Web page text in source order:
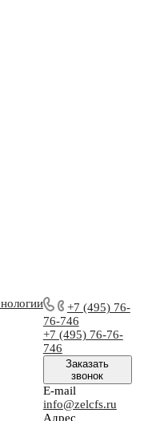
+7 (495) 76-
76-746
+7 (495) 76-76-
746
Заказать
звонок
E-mail
info@zelcfs.ru
Адрес